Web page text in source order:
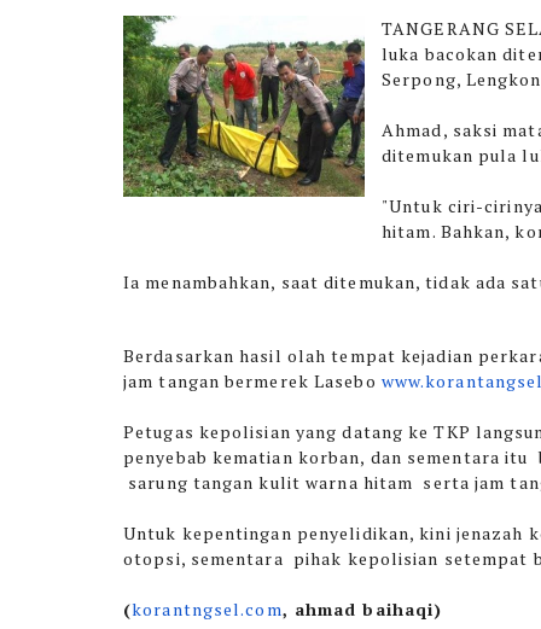
TANGERANG
luka bacokan
Serpong,
Ahmad, saksi
ditemukan pula
"Untuk ciri-
hitam. Bahkan,
Ia menambahkan, saat ditemukan, tidak ada
Berdasarkan hasil olah tempat kejadian
jam tangan bermerek Lasebo
Petugas kepolisian yang datang ke TKP
penyebab kematian korban, dan sementara
sarung tangan kulit warna hitam serta jam
Untuk kepentingan penyelidikan, kini jenazah
otopsi, sementara pihak kepolisian setempat
(korantngsel.com, ahmad baihaqi)